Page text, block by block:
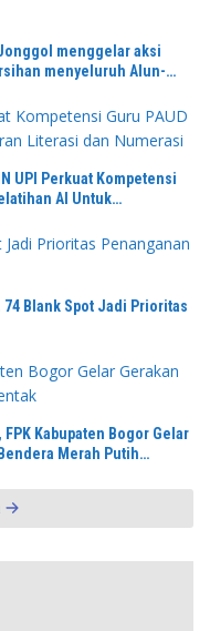
menggelar aksi
menyeluruh Alun-
bersama sama
Jaya Jaya,”
UPI Perkuat Kompetensi
AI Untuk
Blank Spot Jadi Prioritas
FPK Kabupaten Bogor Gelar
Merah Putih